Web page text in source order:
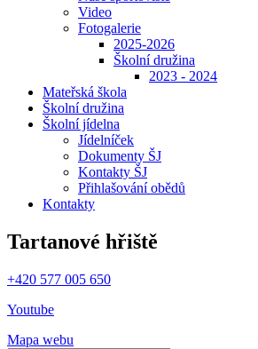
Video
Fotogalerie
2025-2026
Školní družina
2023 - 2024
Mateřská škola
Školní družina
Školní jídelna
Jídelníček
Dokumenty ŠJ
Kontakty ŠJ
Přihlašování obědů
Kontakty
Tartanové hřiště
+420 577 005 650
Youtube
Mapa webu